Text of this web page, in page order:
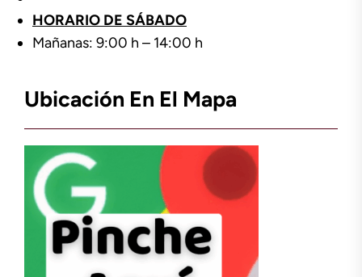
HORARIO DE SÁBADO
Mañanas: 9:00 h – 14:00 h
Ubicación En El Mapa